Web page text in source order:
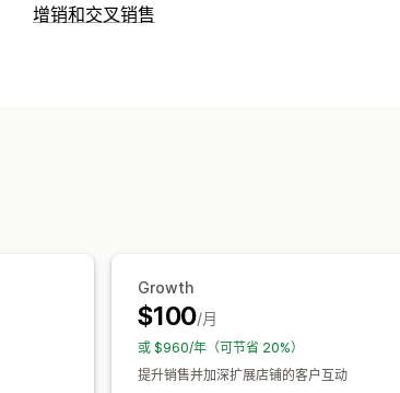
实时消息传送
增销和交叉销售
Growth
$100/月
或 $960/年（可节省 20%）
提升销售并加深扩展店铺的客户互动